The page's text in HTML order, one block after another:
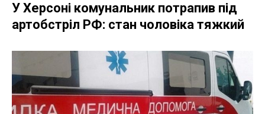
У Херсоні комунальник потрапив під
артобстріл РФ: стан чоловіка тяжкий